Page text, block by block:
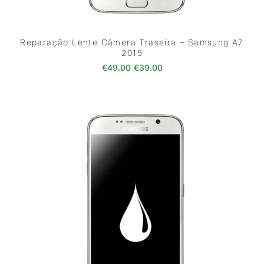
Reparação Lente Câmera Traseira – Samsung A7
2015
€49.00 O preço original era: €49.00.
€39.00O preço atual é: